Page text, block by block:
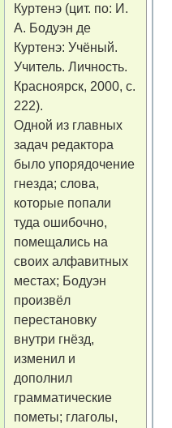
Куртенэ (цит. по: И.
А. Бодуэн де
Куртенэ: Учёный.
Учитель. Личность.
Красноярск, 2000, с.
222).
Одной из главных
задач редактора
было упорядочение
гнезда; слова,
которые попали
туда ошибочно,
помещались на
своих алфавитных
местах; Бодуэн
произвёл
перестановку
внутри гнёзд,
изменил и
дополнил
грамматические
пометы; глаголы,